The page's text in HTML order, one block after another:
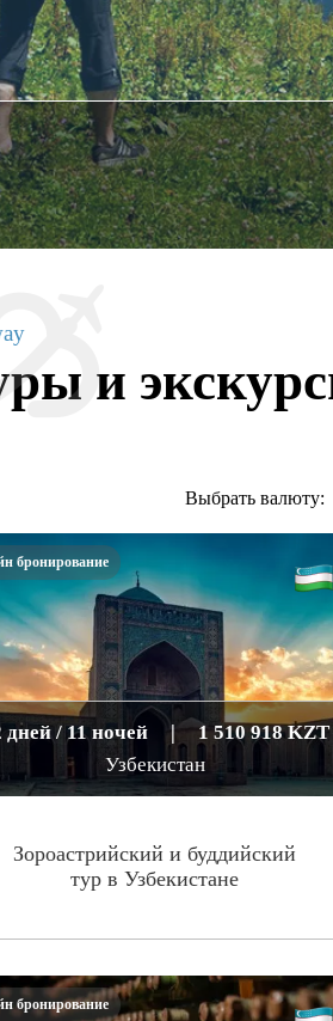
и
Выбрать валюту:
дней / 11 ночей |
1 510 918 KZT
Узбекистан
Зороастрийский и буддийский
тур в Узбекистане
бронирование
бронирование